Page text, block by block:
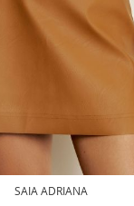
SAIA ADRIANA